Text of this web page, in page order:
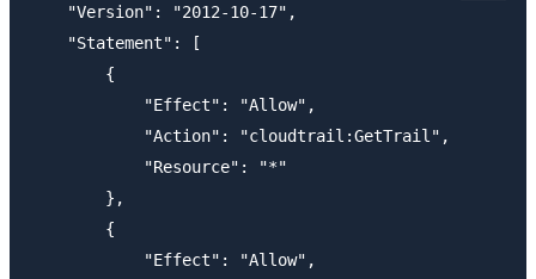
    "Version": "2012-10-17",
    "Statement": [
        {
            "Effect": "Allow",
            "Action": "cloudtrail:GetTrail",
            "Resource": "*"
        },
        {
            "Effect": "Allow",